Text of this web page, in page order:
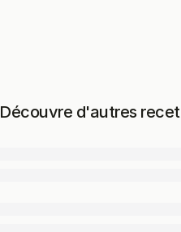
Découvre d'autres